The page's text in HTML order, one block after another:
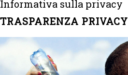
Informativa sulla privacy
TRASPARENZA PRIVACY